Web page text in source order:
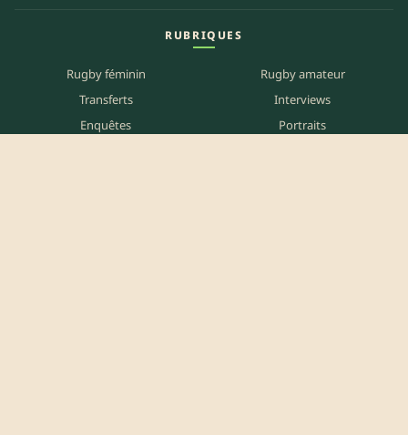
RUBRIQUES
Rugby féminin
Rugby amateur
Transferts
Interviews
Enquêtes
Portraits